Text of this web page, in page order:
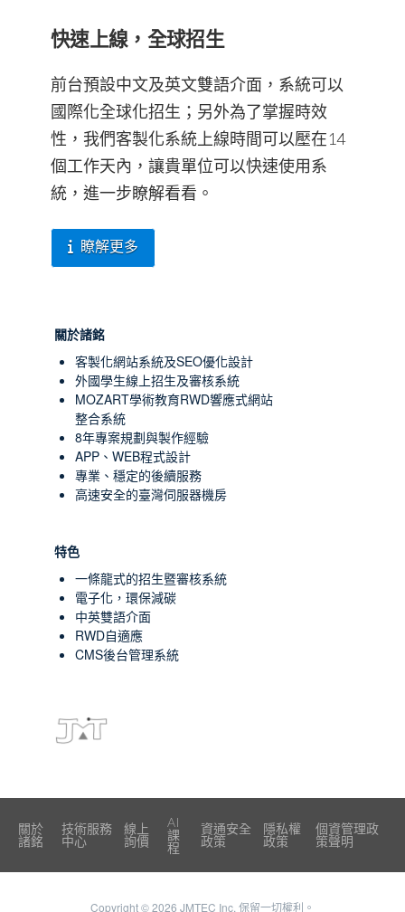
快速上線，全球招生
前台預設中文及英文雙語介面，系統可以
國際化全球化招生；另外為了掌握時效
性，我們客製化系統上線時間可以壓在14
個工作天內，讓貴單位可以快速使用系
統，進一步瞭解看看。
瞭解更多
關於諸銘
客製化網站系統及SEO優化設計
外國學生線上招生及審核系統
MOZART學術教育RWD響應式網站
整合系統
8年專案規劃與製作經驗
APP、WEB程式設計
專業、穩定的後續服務
高速安全的臺灣伺服器機房
特色
一條龍式的招生暨審核系統
電子化，環保減碳
中英雙語介面
RWD自適應
CMS後台管理系統
關於
諸銘
技術服務
中心
線上
詢價
AI
課
程
資通安全
政策
隱私權
政策
個資管理政
策聲明
Copyright © 2026 JMTEC Inc. 保留一切權利。